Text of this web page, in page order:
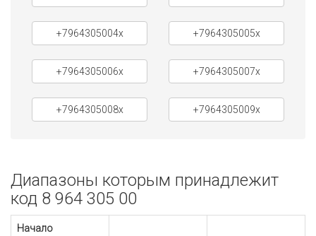
+7964305004x +7964305005x
+7964305006x +7964305007x
+7964305008x +7964305009x
Диапазоны которым принадлежит
код 8 964 305 00
Начало